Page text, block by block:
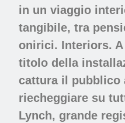
in un viaggio
tangibile, tra
onirici. Interiors.
titolo della
cattura il pubblico
riecheggiare su
Lynch, grande